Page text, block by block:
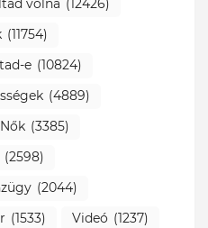
volna (12426)
(11754)
e (10824)
(4889)
Nők (3385)
(2598)
(2044)
(1533) Videó (1237)